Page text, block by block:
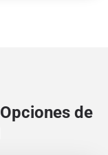
Opciones de